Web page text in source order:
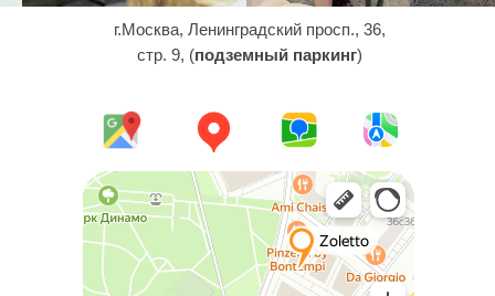
г.Москва, Ленинградский просп., 36,
стр. 9, (подземный паркинг)